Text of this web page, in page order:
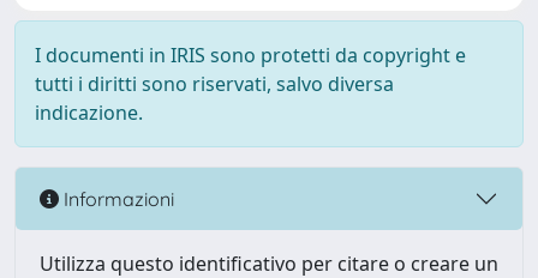
I documenti in IRIS sono protetti da copyright e
tutti i diritti sono riservati, salvo diversa
indicazione.
Informazioni
Utilizza questo identificativo per citare o creare un